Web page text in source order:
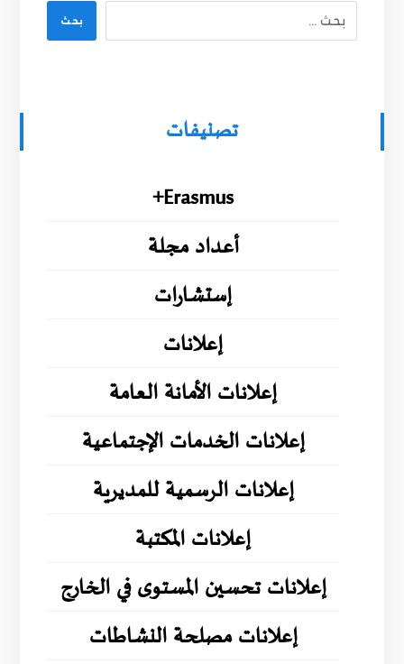
بحث
تصنيفات
Erasmus+
أعداد مجلة
إستشارات
إعلانات
إعلانات الأمانة العامة
إعلانات الخدمات الإجتماعية
إعلانات الرسمية للمديرية
إعلانات المكتبة
إعلانات تحسين المستوى في الخارج
إعلانات مصلحة النشاطات